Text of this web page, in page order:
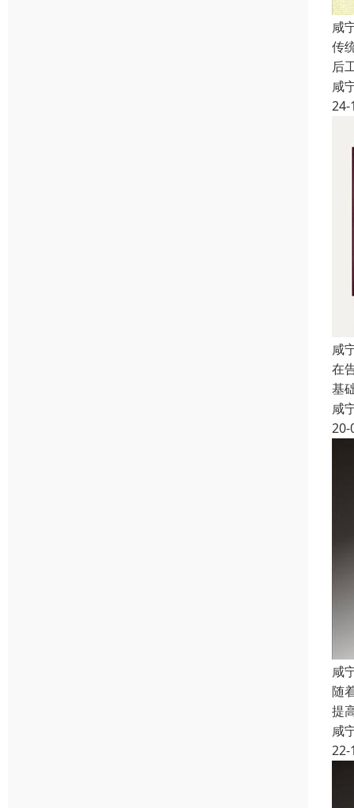
咸
传
后
咸
24-
咸
在
基
咸
20-
咸
随
提
咸
22-